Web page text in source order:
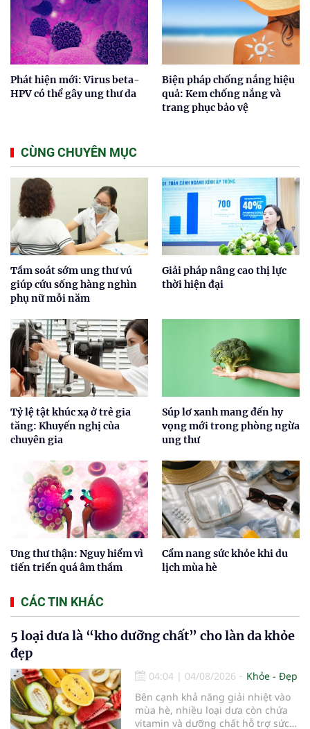
Phát hiện mới: Virus beta-
HPV có thể gây ung thư da
Biện pháp chống nắng hiệu
quả: Kem chống nắng và
trang phục bảo vệ
CÙNG CHUYÊN MỤC
Tầm soát sớm ung thư vú
giúp cứu sống hàng nghìn
phụ nữ mỗi năm
Giải pháp nâng cao thị lực
thời hiện đại
Tỷ lệ tật khúc xạ ở trẻ gia
tăng: Khuyến nghị của
chuyên gia
Súp lơ xanh mang đến hy
vọng mới trong phòng ngừa
ung thư
Ung thư thận: Nguy hiểm vì
tiến triển quá âm thầm
Cẩm nang sức khỏe khi du
lịch mùa hè
CÁC TIN KHÁC
5 loại dưa là “kho dưỡng chất” cho làn da khỏe
đẹp
04:04 | 04/08/2026
Khỏe - Đẹp
Bên cạnh khả năng giải nhiệt vào
mùa hè, nhiều loại dưa còn chứa
vitamin và dưỡng chất hỗ trợ sức